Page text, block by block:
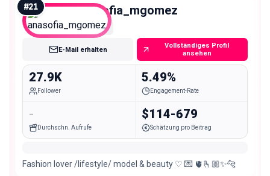
#21 anasofia_mgomez
Micro
E-Mail erhalten
Vollständiges Profil
ansehen
27.9K
Follower
5.49%
Engagement-Rate
-
Durchschn. Aufrufe
$114-679
Schätzung pro Beitrag
Fashion lover /lifestyle/ model & beauty ♡ 💌 🫀🫰🏼✨🐆